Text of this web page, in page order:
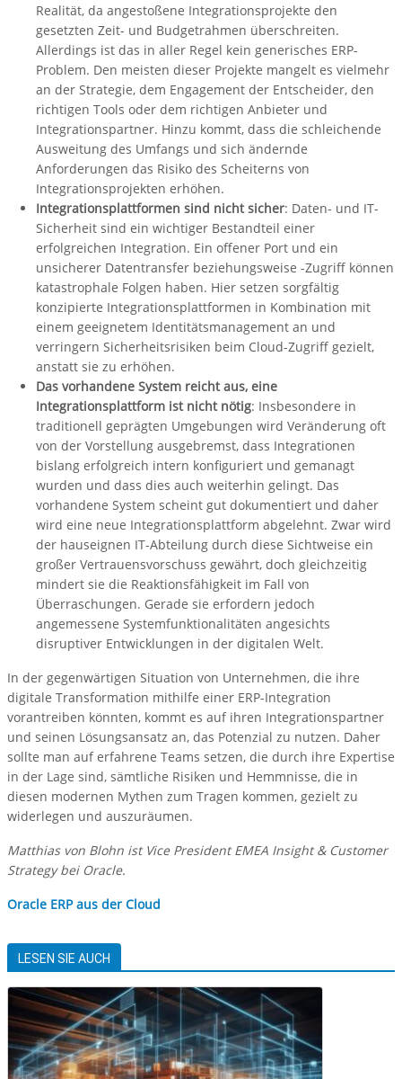
Realität, da angestoßene Integrationsprojekte den
gesetzten Zeit- und Budgetrahmen überschreiten.
Allerdings ist das in aller Regel kein generisches ERP-
Problem. Den meisten dieser Projekte mangelt es vielmehr
an der Strategie, dem Engagement der Entscheider, den
richtigen Tools oder dem richtigen Anbieter und
Integrationspartner. Hinzu kommt, dass die schleichende
Ausweitung des Umfangs und sich ändernde
Anforderungen das Risiko des Scheiterns von
Integrationsprojekten erhöhen.
Integrationsplattformen sind nicht sicher: Daten- und IT-
Sicherheit sind ein wichtiger Bestandteil einer
erfolgreichen Integration. Ein offener Port und ein
unsicherer Datentransfer beziehungsweise -Zugriff können
katastrophale Folgen haben. Hier setzen sorgfältig
konzipierte Integrationsplattformen in Kombination mit
einem geeignetem Identitätsmanagement an und
verringern Sicherheitsrisiken beim Cloud-Zugriff gezielt,
anstatt sie zu erhöhen.
Das vorhandene System reicht aus, eine
Integrationsplattform ist nicht nötig: Insbesondere in
traditionell geprägten Umgebungen wird Veränderung oft
von der Vorstellung ausgebremst, dass Integrationen
bislang erfolgreich intern konfiguriert und gemanagt
wurden und dass dies auch weiterhin gelingt. Das
vorhandene System scheint gut dokumentiert und daher
wird eine neue Integrationsplattform abgelehnt. Zwar wird
der hauseignen IT-Abteilung durch diese Sichtweise ein
großer Vertrauensvorschuss gewährt, doch gleichzeitig
mindert sie die Reaktionsfähigkeit im Fall von
Überraschungen. Gerade sie erfordern jedoch
angemessene Systemfunktionalitäten angesichts
disruptiver Entwicklungen in der digitalen Welt.
In der gegenwärtigen Situation von Unternehmen, die ihre
digitale Transformation mithilfe einer ERP-Integration
vorantreiben könnten, kommt es auf ihren Integrationspartner
und seinen Lösungsansatz an, das Potenzial zu nutzen. Daher
sollte man auf erfahrene Teams setzen, die durch ihre Expertise
in der Lage sind, sämtliche Risiken und Hemmnisse, die in
diesen modernen Mythen zum Tragen kommen, gezielt zu
widerlegen und auszuräumen.
Matthias von Blohn ist Vice President EMEA Insight & Customer
Strategy bei Oracle.
Oracle ERP aus der Cloud
LESEN SIE AUCH